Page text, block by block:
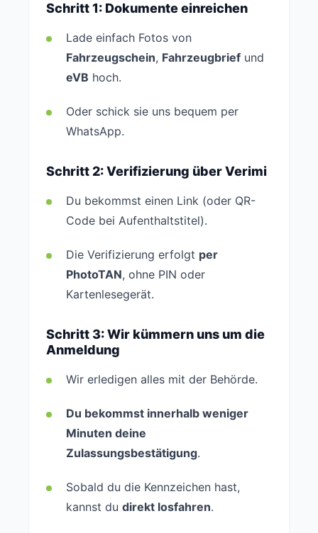
Schritt 1: Dokumente einreichen
Lade einfach Fotos von
Fahrzeugschein, Fahrzeugbrief und
eVB hoch.
Oder schick sie uns bequem per
WhatsApp.
Schritt 2: Verifizierung über Verimi
Du bekommst einen Link (oder QR-
Code bei Aufenthaltstitel).
Die Verifizierung erfolgt per
PhotoTAN, ohne PIN oder
Kartenlesegerät.
Schritt 3: Wir kümmern uns um die
Anmeldung
Wir erledigen alles mit der Behörde.
Du bekommst innerhalb weniger
Minuten deine
Zulassungsbestätigung.
Sobald du die Kennzeichen hast,
kannst du direkt losfahren.